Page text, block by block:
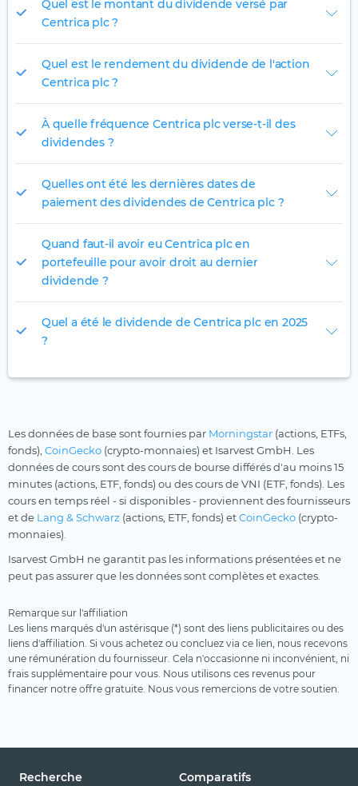
Quel est le montant du dividende versé par
Centrica plc ?
Quel est le rendement du dividende de l'action
Centrica plc ?
À quelle fréquence Centrica plc verse-t-il des
dividendes ?
Quelles ont été les dernières dates de
paiement des dividendes de Centrica plc ?
Quand faut-il avoir eu Centrica plc en
portefeuille pour avoir droit au dernier
dividende ?
Quel a été le dividende de Centrica plc en 2025
?
Les données de base sont fournies par Morningstar (actions, ETFs,
fonds), CoinGecko (crypto-monnaies) et Isarvest GmbH. Les
données de cours sont des cours de bourse différés d'au moins 15
minutes (actions, ETF, fonds) ou des cours de VNI (ETF, fonds). Les
cours en temps réel - si disponibles - proviennent des fournisseurs
et de Lang & Schwarz (actions, ETF, fonds) etCoinGecko (crypto-
monnaies).
Isarvest GmbH ne garantit pas les informations présentées et ne
peut pas assurer que les données sont complètes et exactes.
Remarque sur l'affiliation
Les liens marqués d'un astérisque (*) sont des liens publicitaires ou des
liens d'affiliation. Si vous achetez ou concluez via ce lien, nous recevons
une rémunération du fournisseur. Cela n'occasionne ni inconvénient, ni
frais supplémentaire pour vous. Nous utilisons ces revenus pour
financer notre offre gratuite. Nous vous remercions de votre soutien.
Recherche Comparatifs